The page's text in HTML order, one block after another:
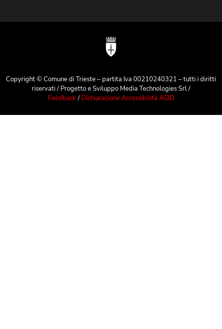
Copyright © Comune di Trieste – partita Iva 00210240321 – tutti i diritti
riservati / Progetto e Sviluppo Media Technologies Srl /
Feedback/ Dichiarazione Accessibilità AGID